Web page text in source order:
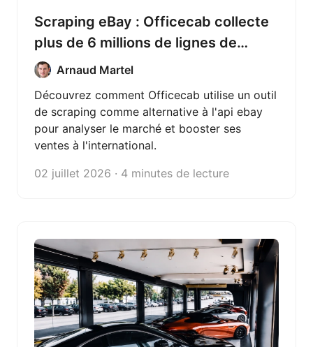
Scraping eBay : Officecab collecte
plus de 6 millions de lignes de
données avec Octoparse
Arnaud Martel
Découvrez comment Officecab utilise un outil
de scraping comme alternative à l'api ebay
pour analyser le marché et booster ses
ventes à l'international.
02 juillet 2026 · 4 minutes de lecture